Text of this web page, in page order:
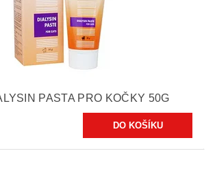
PASTA PRO KOČKY 50G